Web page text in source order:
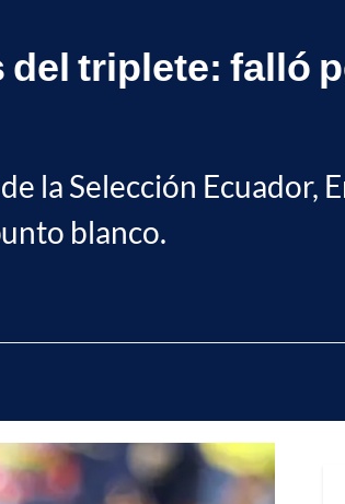
del triplete: falló
la Selección Ecuador,
blanco.